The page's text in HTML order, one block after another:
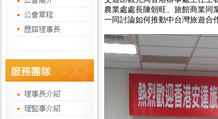
農業處處長陳朝旺、旅館商業同
一同討論如何推動中台灣旅遊合